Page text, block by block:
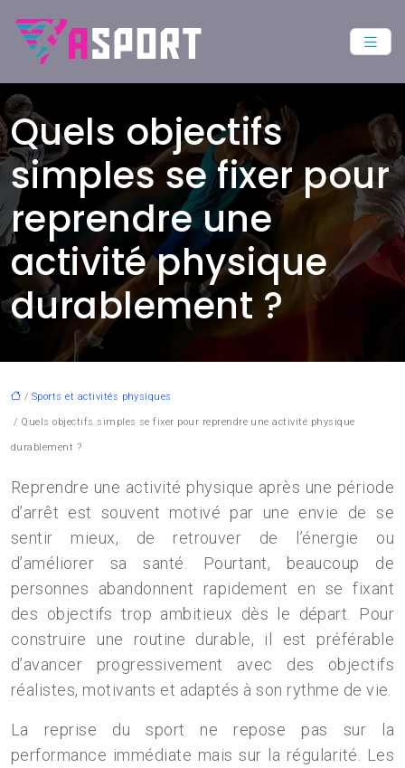
Quels objectifs
simples se fixer pour
reprendre une
activité physique
durablement ?
/ Sports et activités physiques
/ Quels objectifs simples se fixer pour reprendre une activité physique
durablement ?
Reprendre une activité physique après une période
d’arrêt est souvent motivé par une envie de se
sentir mieux, de retrouver de l’énergie ou
d’améliorer sa santé. Pourtant, beaucoup de
personnes abandonnent rapidement en se fixant
des objectifs trop ambitieux dès le départ. Pour
construire une routine durable, il est préférable
d’avancer progressivement avec des objectifs
réalistes, motivants et adaptés à son rythme de vie.
La reprise du sport ne repose pas sur la
performance immédiate mais sur la régularité. Les